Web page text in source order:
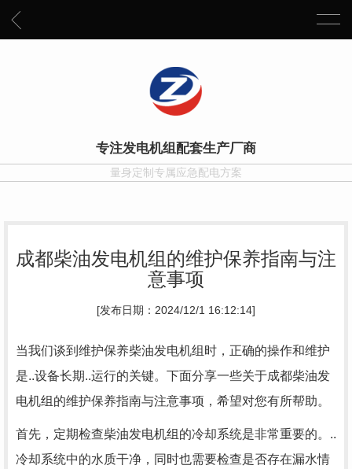
专注发电机组配套生产厂商
量身定制专属应急配电方案
成都柴油发电机组的维护保养指南与注
意事项
[发布日期：2024/12/1 16:12:14]
当我们谈到维护保养柴油发电机组时，正确的操作和维护
是..设备长期..运行的关键。下面分享一些关于成都柴油发
电机组的维护保养指南与注意事项，希望对您有所帮助。
首先，定期检查柴油发电机组的冷却系统是非常重要的。..
冷却系统中的水质干净，同时也需要检查是否存在漏水情